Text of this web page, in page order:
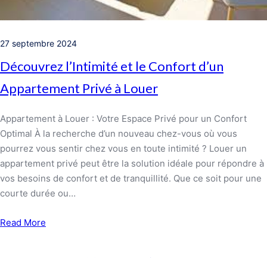
27 septembre 2024
Découvrez l’Intimité et le Confort d’un
Appartement Privé à Louer
Appartement à Louer : Votre Espace Privé pour un Confort
Optimal À la recherche d’un nouveau chez-vous où vous
pourrez vous sentir chez vous en toute intimité ? Louer un
appartement privé peut être la solution idéale pour répondre à
vos besoins de confort et de tranquillité. Que ce soit pour une
courte durée ou…
Read More